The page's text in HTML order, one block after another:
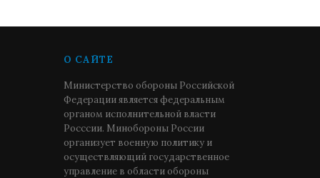
О САЙТЕ
Министерство обороны Российской
Федерации является федеральным
органом исполнительной власти
Росссии. Минобороны России
организует военную политику и
осуществляющий государственное
управление в области обороны